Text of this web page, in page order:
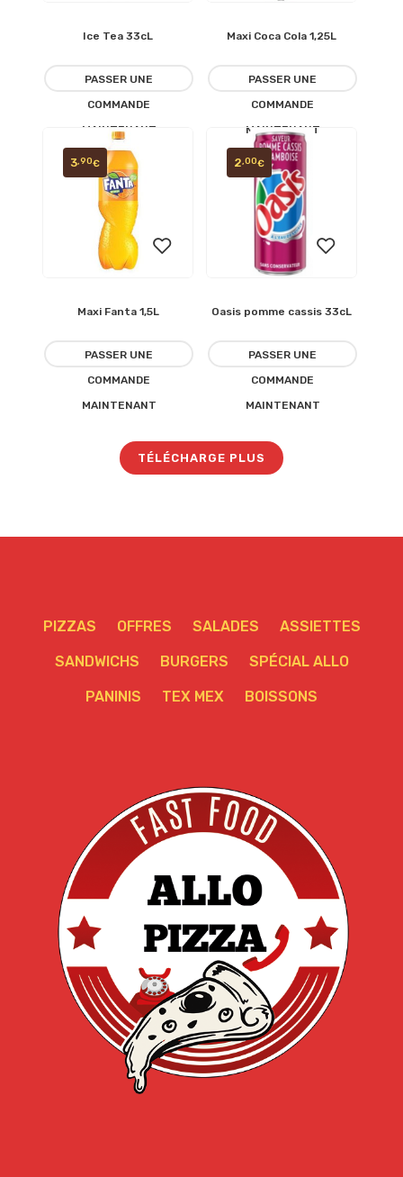
Ajouter
à la
liste
Ice Tea 33cL
PASSER UNE
COMMANDE
MAINTENANT
Ajouter
à la
liste
Maxi Coca Cola 1,25L
PASSER UNE
COMMANDE
MAINTENANT
Ajouter
à la
liste
Maxi Fanta 1,5L
3,90€
PASSER UNE
COMMANDE
MAINTENANT
Ajouter
à la
liste
Oasis pomme cassis 33cL
2,00€
PASSER UNE
COMMANDE
MAINTENANT
TÉLÉCHARGE PLUS
PIZZAS OFFRES SALADES ASSIETTES
SANDWICHS BURGERS SPÉCIAL ALLO
PANINIS TEX MEX BOISSONS